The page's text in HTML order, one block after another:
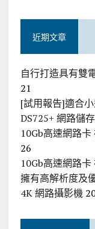
近期文章
自行打造具有雙
21
[試用報告]適合
DS725+ 網路儲
10Gb高速網路
26
10Gb高速網路
擁有高解析度及
4K 網路攝影機